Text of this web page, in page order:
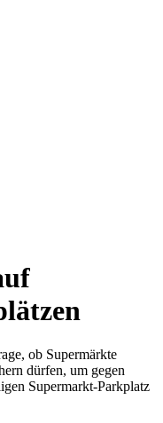
ob Supermärkte
dürfen, um gegen
Supermarkt-Parkplatz